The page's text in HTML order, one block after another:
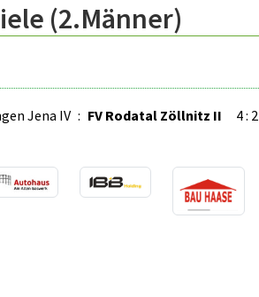
(2.Männer)
Jena IV : FV Rodatal Zöllnitz II 4 : 2